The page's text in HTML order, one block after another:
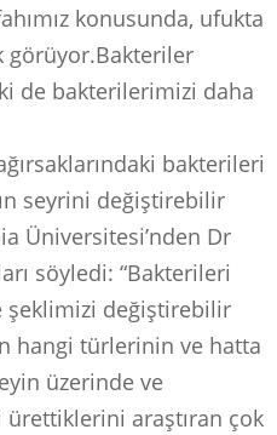
konusunda, ufukta
görüyor.Bakteriler
de bakterilerimizi daha
bakterileri
seyrini değiştirebilir
Üniversitesi’nden Dr
söyledi: “Bakterileri
şeklimizi değiştirebilir
hangi türlerinin ve hatta
üzerinde ve
araştıran çok